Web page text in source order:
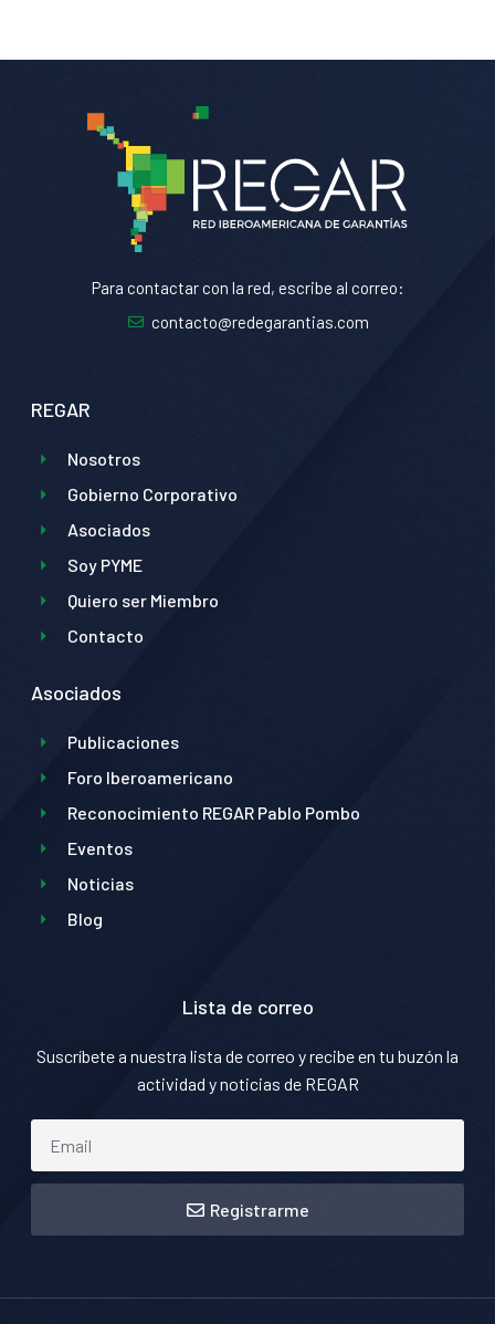
Para contactar con la red, escribe al correo:
contacto@redegarantias.com
REGAR
Nosotros
Gobierno Corporativo
Asociados
Soy PYME
Quiero ser Miembro
Contacto
Asociados
Publicaciones
Foro Iberoamericano
Reconocimiento REGAR Pablo Pombo
Eventos
Noticias
Blog
Lista de correo
Suscríbete a nuestra lista de correo y recibe en tu buzón la
actividad y noticias de REGAR
Registrarme